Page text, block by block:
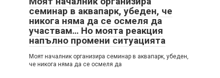
семинар в аквапарк, убеден, че
никога няма да се осмеля да
участвам… Но моята реакция
напълно промени ситуацията
Моят началник организира семинар в аквапарк, убеден,
че никога няма да се осмеля да